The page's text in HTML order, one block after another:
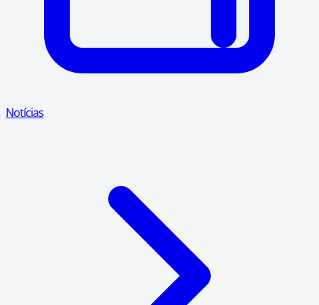
Notícias